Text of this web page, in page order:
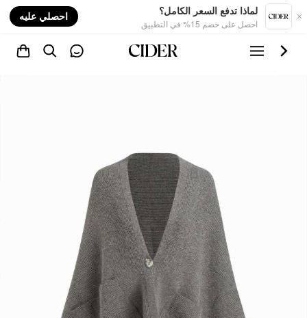
لماذا تدفع السعر الكامل؟
احصل على خصم 15% في التطبيق
احصلي عليه